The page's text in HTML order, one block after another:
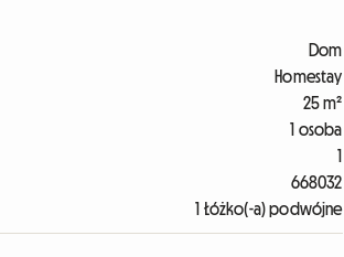
Dom
Homestay
25 m²
1 osoba
1
668032
1 Łóżko(-a) podwójne